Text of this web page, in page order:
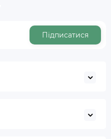
Підписатися